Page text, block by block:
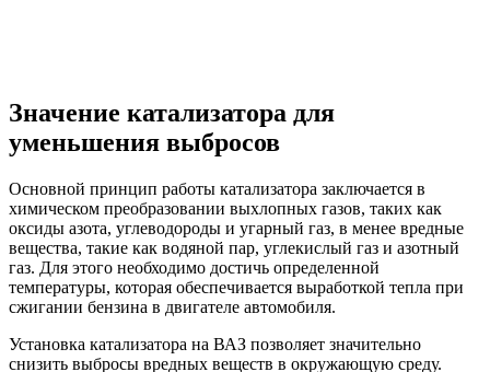
Значение катализатора для
уменьшения выбросов
Основной принцип работы катализатора заключается в
химическом преобразовании выхлопных газов, таких как
оксиды азота, углеводороды и угарный газ, в менее вредные
вещества, такие как водяной пар, углекислый газ и азотный
газ. Для этого необходимо достичь определенной
температуры, которая обеспечивается выработкой тепла при
сжигании бензина в двигателе автомобиля.
Установка катализатора на ВАЗ позволяет значительно
снизить выбросы вредных веществ в окружающую среду.